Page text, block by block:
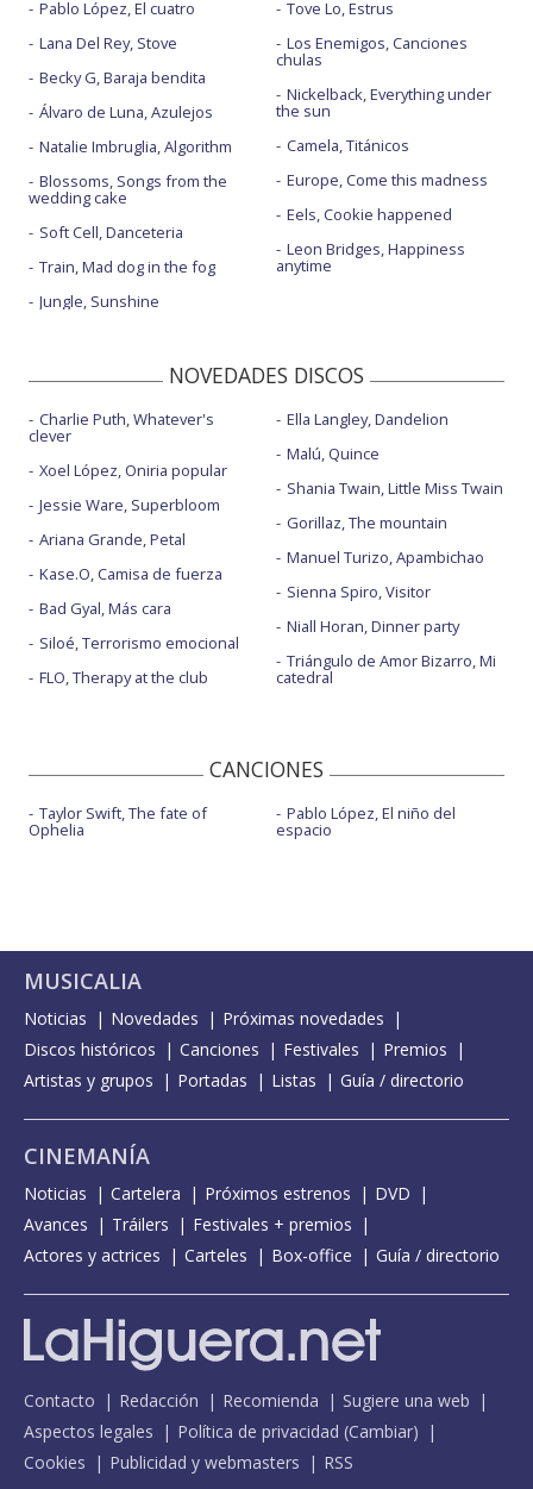
Pablo López, El cuatro
Lana Del Rey, Stove
Becky G, Baraja bendita
Álvaro de Luna, Azulejos
Natalie Imbruglia, Algorithm
Blossoms, Songs from the
wedding cake
Soft Cell, Danceteria
Train, Mad dog in the fog
Jungle, Sunshine
Tove Lo, Estrus
Los Enemigos, Canciones
chulas
Nickelback, Everything under
the sun
Camela, Titánicos
Europe, Come this madness
Eels, Cookie happened
Leon Bridges, Happiness
anytime
NOVEDADES DISCOS
Charlie Puth, Whatever's
clever
Xoel López, Oniria popular
Jessie Ware, Superbloom
Ariana Grande, Petal
Kase.O, Camisa de fuerza
Bad Gyal, Más cara
Siloé, Terrorismo emocional
FLO, Therapy at the club
Ella Langley, Dandelion
Malú, Quince
Shania Twain, Little Miss Twain
Gorillaz, The mountain
Manuel Turizo, Apambichao
Sienna Spiro, Visitor
Niall Horan, Dinner party
Triángulo de Amor Bizarro, Mi
catedral
CANCIONES
Taylor Swift, The fate of
Ophelia
Pablo López, El niño del
espacio
MUSICALIA
Noticias Novedades
Próximas novedades
Discos históricos
Canciones Festivales
Premios
Artistas y grupos
Portadas Listas Guía / directorio
CINEMANÍA
Noticias Cartelera Próximos estrenos
DVD
Avances
Tráilers
Festivales + premios
Actores y actrices
Carteles Box-office Guía / directorio
Contacto Redacción Recomienda
Sugiere una web
Aspectos legales
Política de privacidad (Cambiar)
Cookies
Publicidad y webmasters RSS